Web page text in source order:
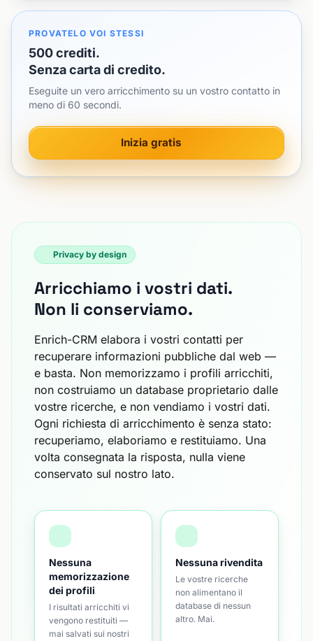
PROVATELO VOI STESSI
500 crediti.
Senza carta di credito.
Eseguite un vero arricchimento su un vostro contatto in
meno di 60 secondi.
Inizia gratis
Privacy by design
Arricchiamo i vostri dati.
Non li conserviamo.
Enrich-CRM elabora i vostri contatti per
recuperare informazioni pubbliche dal web —
e basta. Non memorizzamo i profili arricchiti,
non costruiamo un database proprietario dalle
vostre ricerche, e non vendiamo i vostri dati.
Ogni richiesta di arricchimento è senza stato:
recuperiamo, elaboriamo e restituiamo. Una
volta consegnata la risposta, nulla viene
conservato sul nostro lato.
Nessuna
memorizzazione
dei profili
I risultati arricchiti vi
vengono restituiti —
mai salvati sui nostri
Nessuna rivendita
Le vostre ricerche
non alimentano il
database di nessun
altro. Mai.